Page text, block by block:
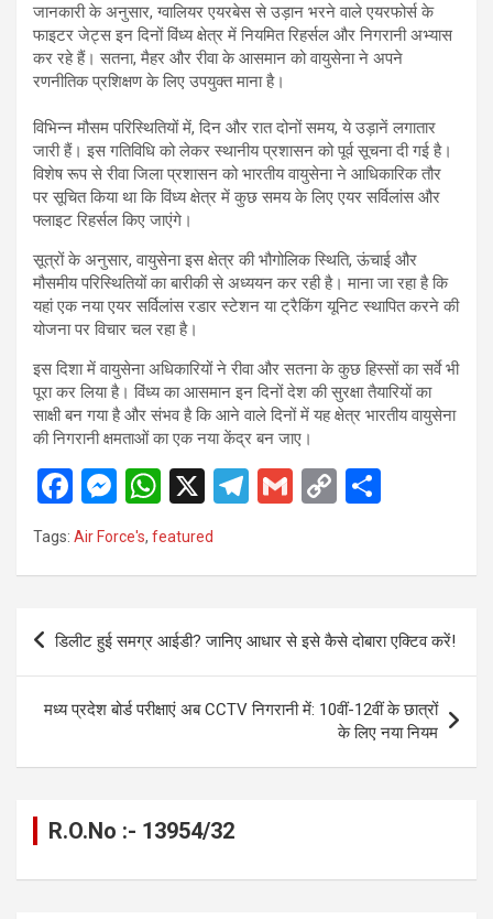
जानकारी के अनुसार, ग्वालियर एयरबेस से उड़ान भरने वाले एयरफोर्स के
फाइटर जेट्स इन दिनों विंध्य क्षेत्र में नियमित रिहर्सल और निगरानी अभ्यास
कर रहे हैं। सतना, मैहर और रीवा के आसमान को वायुसेना ने अपने
रणनीतिक प्रशिक्षण के लिए उपयुक्त माना है।
विभिन्न मौसम परिस्थितियों में, दिन और रात दोनों समय, ये उड़ानें लगातार
जारी हैं। इस गतिविधि को लेकर स्थानीय प्रशासन को पूर्व सूचना दी गई है।
विशेष रूप से रीवा जिला प्रशासन को भारतीय वायुसेना ने आधिकारिक तौर
पर सूचित किया था कि विंध्य क्षेत्र में कुछ समय के लिए एयर सर्विलांस और
फ्लाइट रिहर्सल किए जाएंगे।
सूत्रों के अनुसार, वायुसेना इस क्षेत्र की भौगोलिक स्थिति, ऊंचाई और
मौसमीय परिस्थितियों का बारीकी से अध्ययन कर रही है। माना जा रहा है कि
यहां एक नया एयर सर्विलांस रडार स्टेशन या ट्रैकिंग यूनिट स्थापित करने की
योजना पर विचार चल रहा है।
इस दिशा में वायुसेना अधिकारियों ने रीवा और सतना के कुछ हिस्सों का सर्वे भी
पूरा कर लिया है। विंध्य का आसमान इन दिनों देश की सुरक्षा तैयारियों का
साक्षी बन गया है और संभव है कि आने वाले दिनों में यह क्षेत्र भारतीय वायुसेना
की निगरानी क्षमताओं का एक नया केंद्र बन जाए।
F
a
ce
o
k
M
es
se
g
er
W
h
at
A
p
p
X
T
a
G
C
n
Tags: Air Force's, featured
Post
navigation
डिलीट हुई समग्र आईडी? जानिए आधार से इसे कैसे दोबारा एक्टिव करें!
मध्य प्रदेश बोर्ड परीक्षाएं अब CCTV निगरानी में: 10वीं-12वीं के छात्रों
के लिए नया नियम
R.O.No :- 13954/32